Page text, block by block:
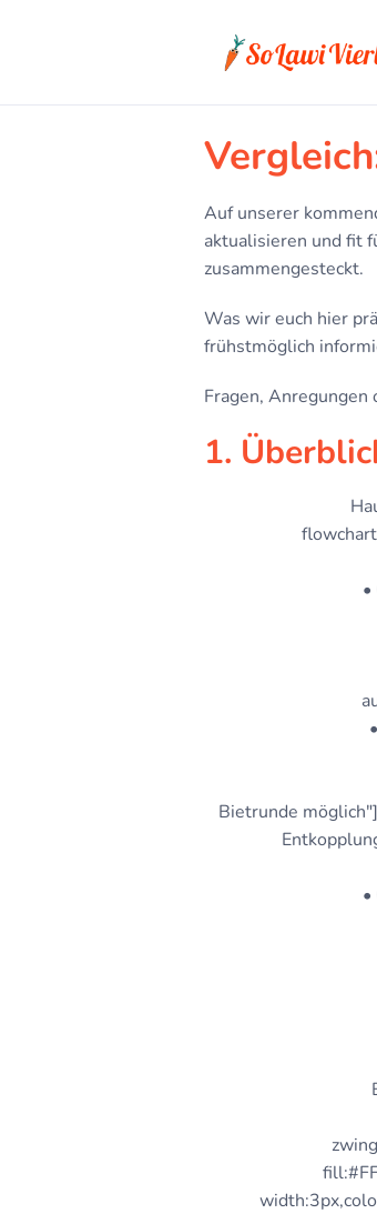
Auf unserer
aktualisieren und fit
zusammengesteckt.
Was wir euch hier
frühstmöglich
Fragen, Anregungen
1.
Bietrunde